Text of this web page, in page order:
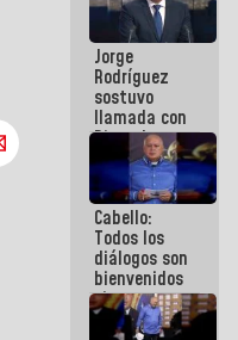
Venezuela"
a servidores
públicos
Jorge
Rodríguez
sostuvo
llamada con
Dinorah
Figuera y
acuerdan
primer
encuentro
presencial
para el
diálogo
Cabello:
Todos los
diálogos son
bienvenidos
siempre que
estén en el